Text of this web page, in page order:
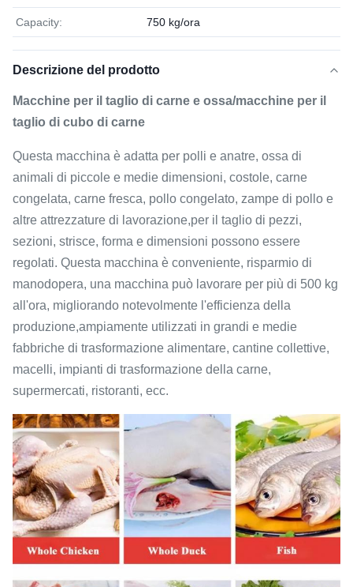
Capacity: 750 kg/ora
Descrizione del prodotto
Macchine per il taglio di carne e ossa/macchine per il
taglio di cubo di carne
Questa macchina è adatta per polli e anatre, ossa di
animali di piccole e medie dimensioni, costole, carne
congelata, carne fresca, pollo congelato, zampe di pollo e
altre attrezzature di lavorazione,per il taglio di pezzi,
sezioni, strisce, forma e dimensioni possono essere
regolati. Questa macchina è conveniente, risparmio di
manodopera, una macchina può lavorare per più di 500 kg
all'ora, migliorando notevolmente l'efficienza della
produzione,ampiamente utilizzati in grandi e medie
fabbriche di trasformazione alimentare, cantine collettive,
macelli, impianti di trasformazione della carne,
supermercati, ristoranti, ecc.